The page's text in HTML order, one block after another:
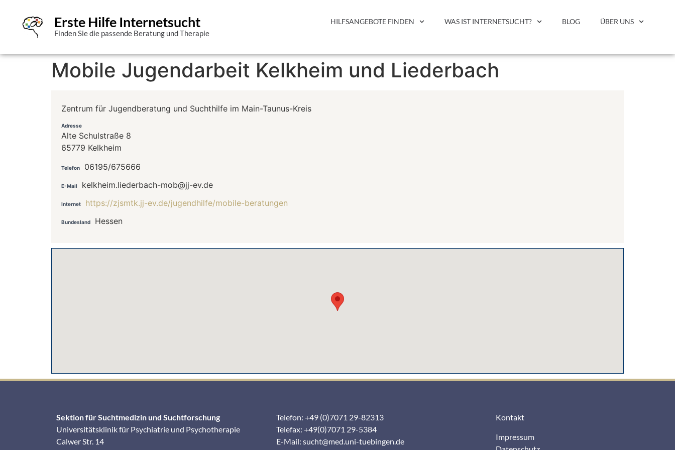
Erste Hilfe Internetsucht
Finden Sie die passende Beratung und Therapie
HILFSANGEBOTE FINDEN WAS IST INTERNETSUCHT? BLOG ÜBER UNS
Mobile Jugendarbeit Kelkheim und Liederbach
Zentrum für Jugendberatung und Suchthilfe im Main-Taunus-Kreis
Adresse
Alte Schulstraße 8
65779 Kelkheim
Telefon 06195/675666
E-Mail kelkheim.liederbach-mob@jj-ev.de
Internet https://zjsmtk.jj-ev.de/jugendhilfe/mobile-beratungen
Bundesland Hessen
Sektion für Suchtmedizin und Suchtforschung
Universitätsklinik für Psychiatrie und Psychotherapie
Calwer Str. 14
Telefon: +49 (0)7071 29-82313
Telefax: +49(0)7071 29-5384
E-Mail: sucht@med.uni-tuebingen.de
Kontakt
Impressum